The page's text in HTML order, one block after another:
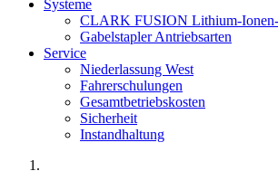
Systeme
CLARK FUSION Lithium-Ionen-
Gabelstapler Antriebsarten
Service
Niederlassung West
Fahrerschulungen
Gesamtbetriebskosten
Sicherheit
Instandhaltung